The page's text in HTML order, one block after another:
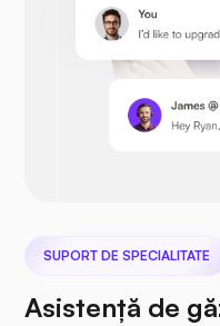
SUPORT DE SPECIALITATE
Asistență de